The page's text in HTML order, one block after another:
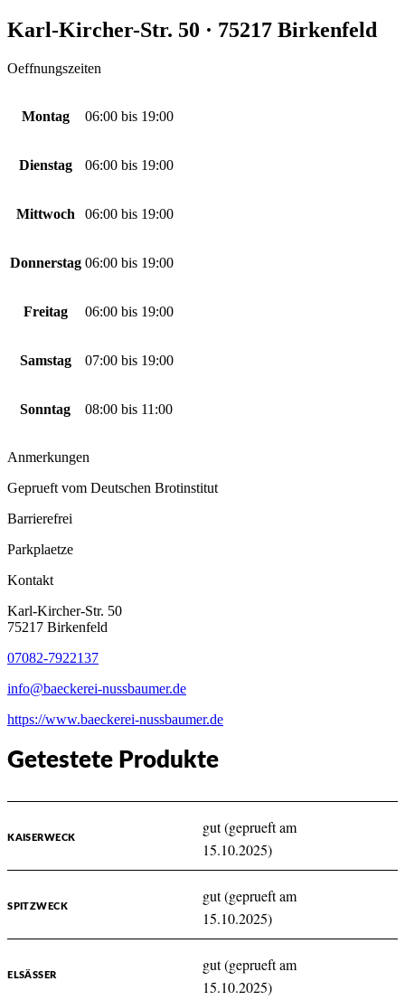
Karl-Kircher-Str. 50 · 75217 Birkenfeld
Oeffnungszeiten
Montag 06:00 bis 19:00
Dienstag 06:00 bis 19:00
Mittwoch 06:00 bis 19:00
Donnerstag 06:00 bis 19:00
Freitag 06:00 bis 19:00
Samstag 07:00 bis 19:00
Sonntag 08:00 bis 11:00
Anmerkungen
Geprueft vom Deutschen Brotinstitut
Barrierefrei
Parkplaetze
Kontakt
Karl-Kircher-Str. 50
75217 Birkenfeld
07082-7922137
info@baeckerei-nussbaumer.de
https://www.baeckerei-nussbaumer.de
Getestete Produkte
KAISERWECK
gut (geprueft am
15.10.2025)
SPITZWECK
gut (geprueft am
15.10.2025)
ELSÄSSER
gut (geprueft am
15.10.2025)